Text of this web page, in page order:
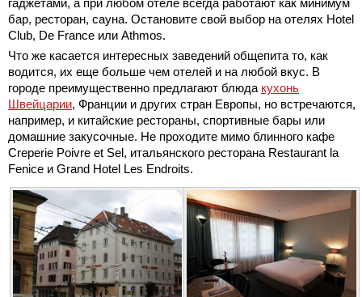
гаджетами, а при любом отеле всегда работают как минимум
бар, ресторан, сауна. Остановите свой выбор на отелях Hotel
Club, De France или Athmos.
Что же касается интересных заведений общепита то, как
водится, их еще больше чем отелей и на любой вкус. В
городе преимущественно предлагают блюда кухонь
Швейцарии, Франции и других стран Европы, но встречаются,
например, и китайские рестораны, спортивные бары или
домашние закусочные. Не проходите мимо блинного кафе
Creperie Poivre et Sel, итальянского ресторана Restaurant la
Fenice и Grand Hotel Les Endroits.